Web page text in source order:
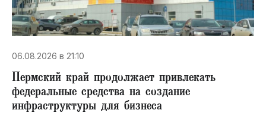
06.08.2026 в 21:10
Пермский край продолжает привлекать
федеральные средства на создание
инфраструктуры для бизнеса